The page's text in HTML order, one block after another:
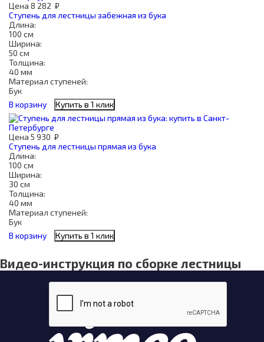
Цена 8 282 ₽
Ступень для лестницы забежная из бука
Длина:
100 см
Ширина:
50 см
Толщина:
40 мм
Материал ступеней:
Бук
В корзину
Купить в 1 клик
Цена 5 930 ₽
Ступень для лестницы прямая из бука
Длина:
100 см
Ширина:
30 см
Толщина:
40 мм
Материал ступеней:
Бук
В корзину
Купить в 1 клик
Видео-инструкция по сборке лестницы